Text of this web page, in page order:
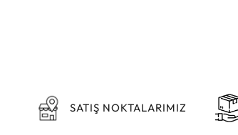
SATIŞ NOKTALARIMIZ